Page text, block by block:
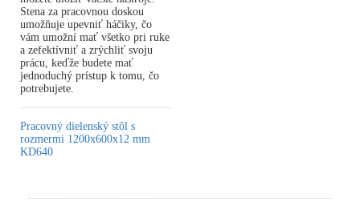
Stena za pracovnou doskou
umožňuje upevniť háčiky, čo
vám umožní mať všetko pri ruke
a zefektívniť a zrýchliť svoju
prácu, keďže budete mať
jednoduchý prístup k tomu, čo
potrebujete.
Pracovný dielenský stôl s
rozmermi 1200x600x12 mm
KD640